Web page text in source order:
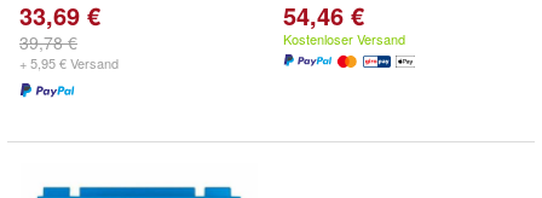
33,69 €
39,78 €
+ 5,95 € Versand
54,46 €
Kostenloser Versand